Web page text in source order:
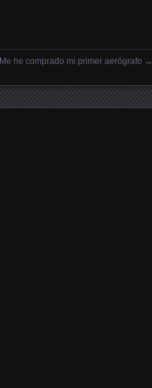
Me he comprado mi primer aerógrafo →